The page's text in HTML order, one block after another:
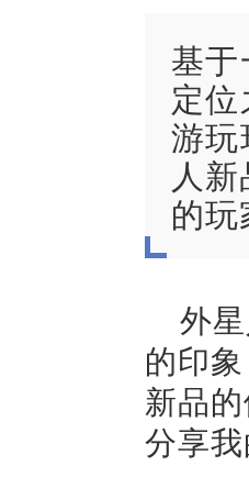
基
定
游
人
的
外
的印
新品
分享我